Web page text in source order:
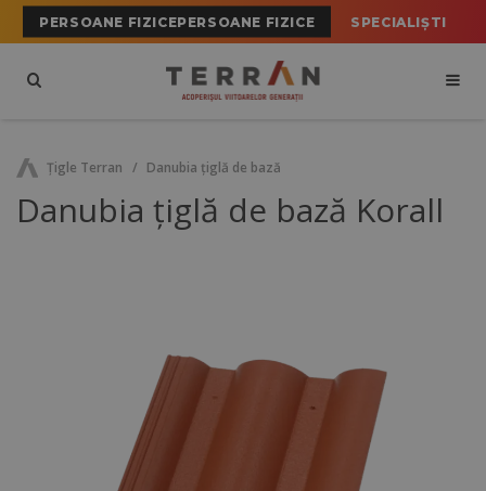
PERSOANE FIZICEPERSOANE FIZICE SPECIALIȘTI
Ţigle Terran Danubia țiglă de bază
Danubia țiglă de bază Korall